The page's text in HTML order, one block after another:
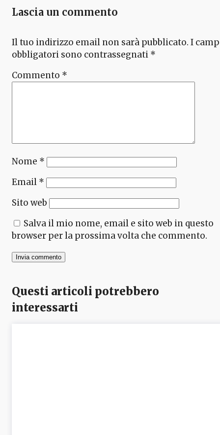
Lascia un commento
Il tuo indirizzo email non sarà pubblicato. I
obbligatori sono contrassegnati *
Commento *
Nome *
Email *
Sito web
Salva il mio nome, email e sito web in questo
browser per la prossima volta che commento.
Questi articoli potrebbero
interessarti